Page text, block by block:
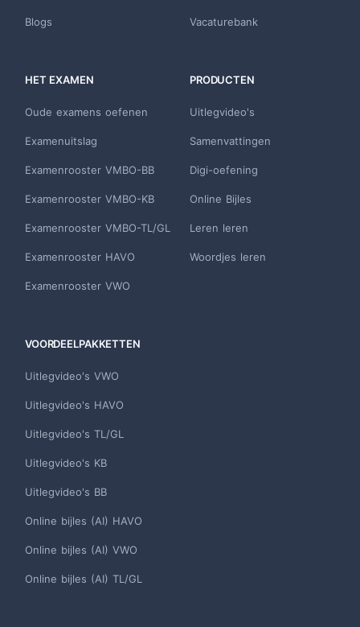
Blogs Vacaturebank
HET EXAMEN
Oude examens oefenen
Examenuitslag
Examenrooster VMBO-BB
Examenrooster VMBO-KB
Examenrooster VMBO-TL/GL
Examenrooster HAVO
Examenrooster VWO
PRODUCTEN
Uitlegvideo's
Samenvattingen
Digi-oefening
Online Bijles
Leren leren
Woordjes leren
VOORDEELPAKKETTEN
Uitlegvideo's VWO
Uitlegvideo's HAVO
Uitlegvideo's TL/GL
Uitlegvideo's KB
Uitlegvideo's BB
Online bijles (AI) HAVO
Online bijles (AI) VWO
Online bijles (AI) TL/GL